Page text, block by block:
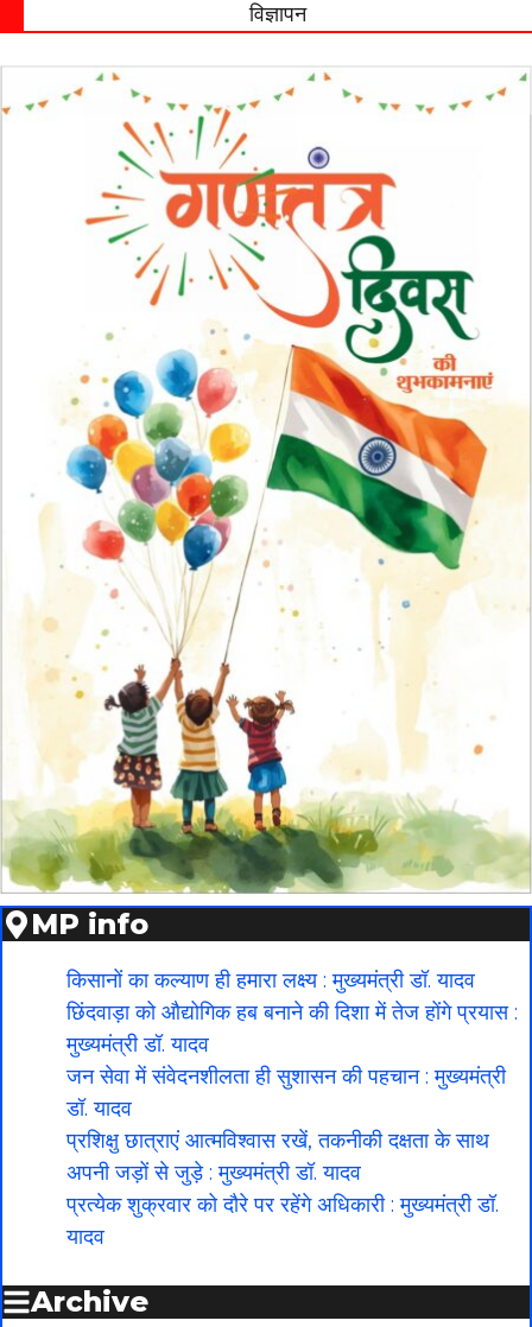
विज्ञापन
MP info
किसानों का कल्याण ही हमारा लक्ष्य : मुख्यमंत्री डॉ. यादव
छिंदवाड़ा को औद्योगिक हब बनाने की दिशा में तेज होंगे प्रयास :
मुख्यमंत्री डॉ. यादव
जन सेवा में संवेदनशीलता ही सुशासन की पहचान : मुख्यमंत्री
डॉ. यादव
प्रशिक्षु छात्राएं आत्मविश्वास रखें, तकनीकी दक्षता के साथ
अपनी जड़ों से जुड़े : मुख्यमंत्री डॉ. यादव
प्रत्येक शुक्रवार को दौरे पर रहेंगे अधिकारी : मुख्यमंत्री डॉ.
यादव
Archive